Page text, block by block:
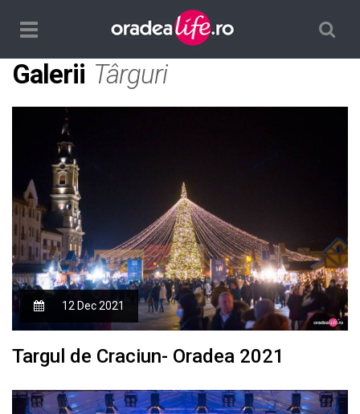
TPL_ORADEALIFE_TOGGLE_NAVIGATION
Galerii Târguri
12 Dec 2021
Targul de Craciun- Oradea 2021